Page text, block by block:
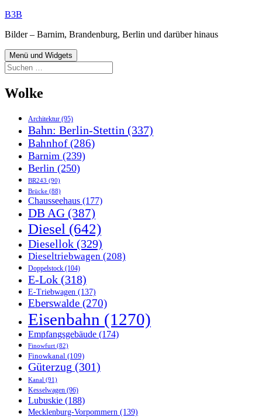
Zum
springen
B3B
Bilder – Barnim, Brandenburg, Berlin und darüber hinaus
Menü und Widgets
Suchen
nach:
Wolke
Architektur (95)
Bahn: Berlin-Stettin (337)
Bahnhof(286)
Barnim (239)
Berlin (250)
BR243 (90)
Brücke (88)
Chausseehaus (177)
DB AG (387)
Diesel (642)
Diesellok (329)
Dieseltriebwagen (208)
Doppelstock (104)
E-Lok (318)
E-Triebwagen (137)
Eberswalde (270)
Eisenbahn (1270)
Empfangsgebäude (174)
Finowfurt (82)
Finowkanal (109)
Güterzug (301)
Kanal (91)
Kesselwagen (96)
Lubuskie (188)
Mecklenburg-Vorpommern (139)